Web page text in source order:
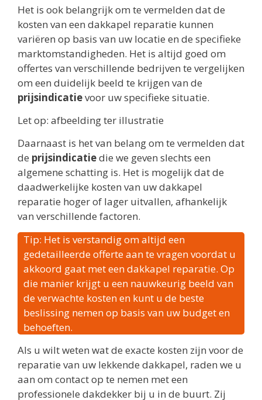
Het is ook belangrijk om te vermelden dat de
kosten van een dakkapel reparatie kunnen
variëren op basis van uw locatie en de specifieke
marktomstandigheden. Het is altijd goed om
offertes van verschillende bedrijven te vergelijken
om een duidelijk beeld te krijgen van de
prijsindicatievoor uw specifieke situatie.
Let op: afbeelding ter illustratie
Daarnaast is het van belang om te vermelden dat
de prijsindicatiedie we geven slechts een
algemene schatting is. Het is mogelijk dat de
daadwerkelijke kosten van uw dakkapel
reparatie hoger of lager uitvallen, afhankelijk
van verschillende factoren.
Tip: Het is verstandig om altijd een
gedetailleerde offerte aan te vragen voordat u
akkoord gaat met een dakkapel reparatie. Op
die manier krijgt u een nauwkeurig beeld van
de verwachte kosten en kunt u de beste
beslissing nemen op basis van uw budget en
behoeften.
Als u wilt weten wat de exacte kosten zijn voor de
reparatie van uw lekkende dakkapel, raden we u
aan om contact op te nemen met een
professionele dakdekker bij u in de buurt. Zij